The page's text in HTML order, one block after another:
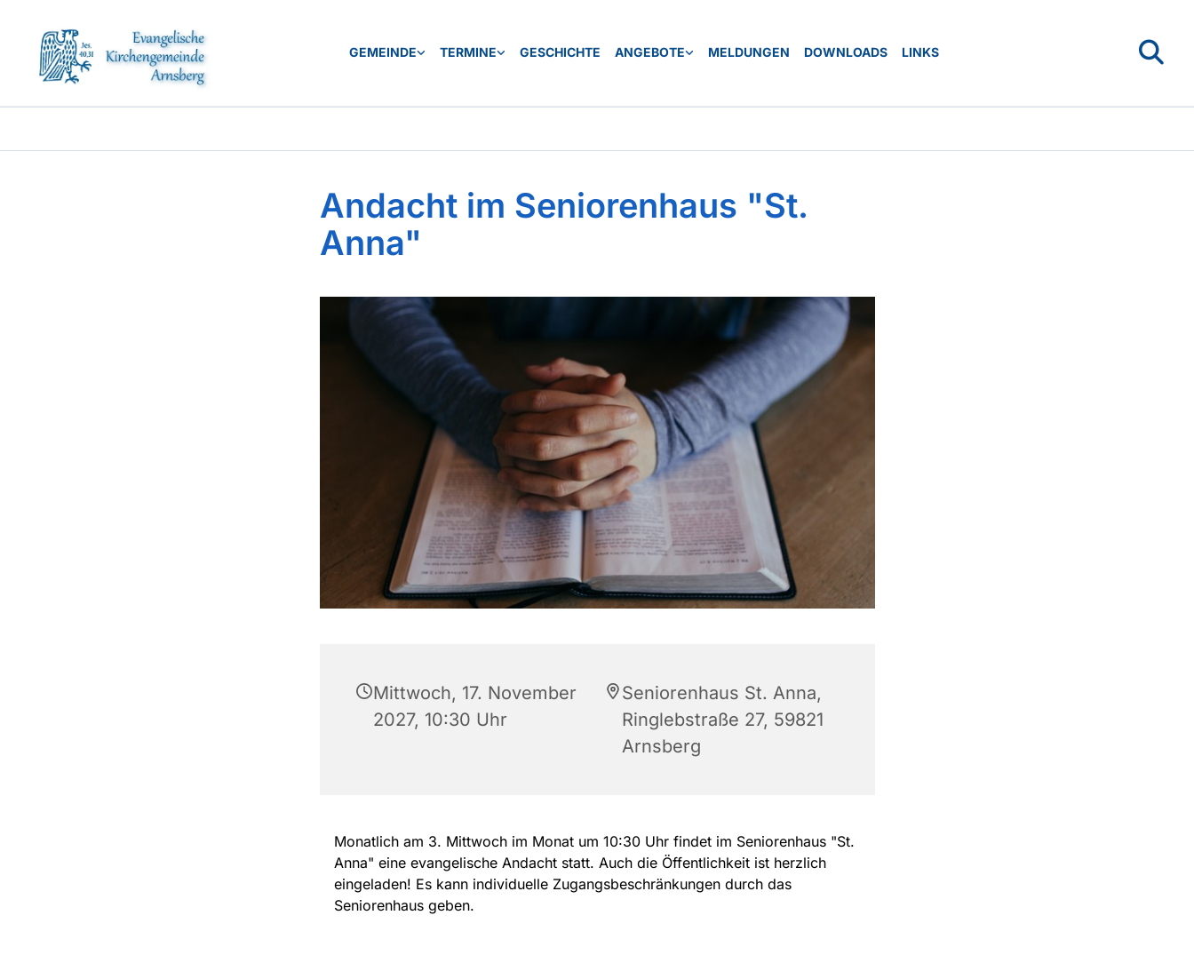
GEMEINDE TERMINE GESCHICHTE ANGEBOTE MELDUNGEN DOWNLOADS LINKS
Andacht im Seniorenhaus "St.
Anna"
Mittwoch, 17. November
2027, 10:30 Uhr
Seniorenhaus St. Anna,
Ringlebstraße 27, 59821
Arnsberg
Monatlich am 3. Mittwoch im Monat um 10:30 Uhr findet im Seniorenhaus "St.
Anna" eine evangelische Andacht statt. Auch die Öffentlichkeit ist herzlich
eingeladen! Es kann individuelle Zugangsbeschränkungen durch das
Seniorenhaus geben.